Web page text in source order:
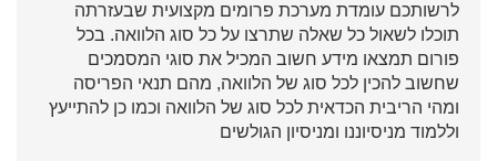
לרשותכם עומדת מערכת פרומים מקצועית שבעזרתה
תוכלו לשאול כל שאלה שתרצו על כל סוג הלוואה. בכל
פורום תמצאו מידע חשוב המכיל את סוגי המסמכים
שחשוב להכין לכל סוג של הלוואה, מהם תנאי הפריסה
ומהי הריבית הכדאית לכל סוג של הלוואה וכמו כן להתייעץ
וללמוד מניסיוננו ומניסיון הגולשים